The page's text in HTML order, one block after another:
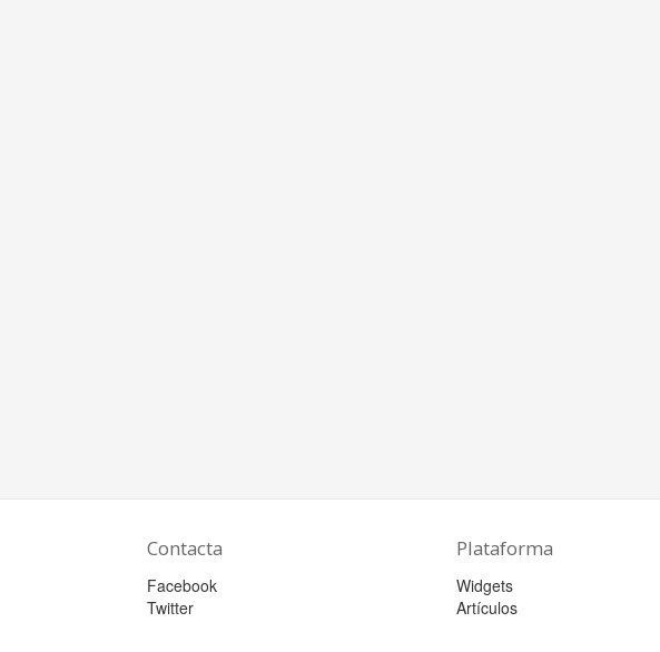
Contacta
Facebook
Twitter
Plataforma
Widgets
Artículos